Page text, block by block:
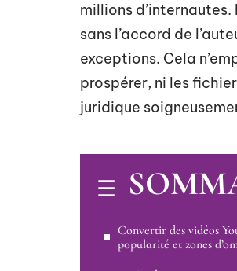
millions
sans l’accord de
exceptions. Cela
prospérer, ni les
juridique
Convertir des vidéos
popularité et zones